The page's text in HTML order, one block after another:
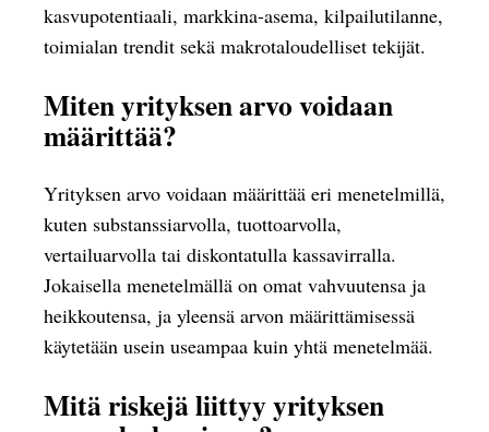
kasvupotentiaali, markkina-asema, kilpailutilanne,
toimialan trendit sekä makrotaloudelliset tekijät.
Miten yrityksen arvo voidaan
määrittää?
Yrityksen arvo voidaan määrittää eri menetelmillä,
kuten substanssiarvolla, tuottoarvolla,
vertailuarvolla tai diskontatulla kassavirralla.
Jokaisella menetelmällä on omat vahvuutensa ja
heikkoutensa, ja yleensä arvon määrittämisessä
käytetään usein useampaa kuin yhtä menetelmää.
Mitä riskejä liittyy yrityksen